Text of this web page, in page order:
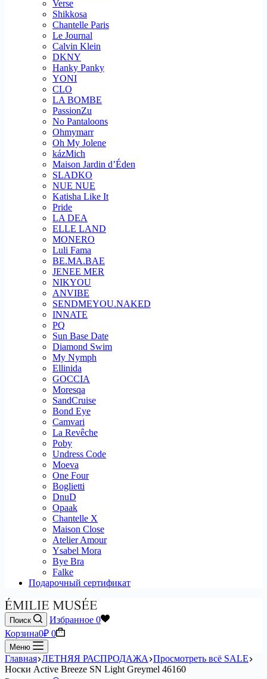
Verse
Shikkosa
Chantelle Paris
Le Journal
Calvin Klein
DKNY
Hanky Panky
YONI
CLO
LA BOMBE
PassionZu
No Pantaloons
Ohmymarr
Oh My Jolene
kázMich
Maison Jardin d’Éden
SLADKO
NUE NUE
Katisha Like It
Pride
LA DEA
ELLE LAND
MONERO
Luli Fama
BE.MA.BAE
JENEE MER
NIKYOU
ANVIBE
SENDMEYOU.NAKED
INNATE
PQ
Sun Base Date
Diamond Swim
My Nymph
Ellinida
GOCCIA
Moresqa
SandCruise
Bond Eye
Camvari
La Revêche
Poby
Undress Code
Moeva
One Four
Boglietti
DnuD
Opaak
Chantelle X
Maison Close
Atelier Amour
Ysabel Mora
Bye Bra
Falke
Подарочный сертификат
Поиск Избранное 0
Корзина0₽ 0
Меню
Главная ЛЕТНЯЯ РАСПРОДАЖА Просмотреть всё SALE
Носки Active Breeze SN Light Greymel 46160